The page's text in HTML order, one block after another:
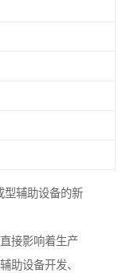
型辅助设备的新
接影响着生产
助设备开发、